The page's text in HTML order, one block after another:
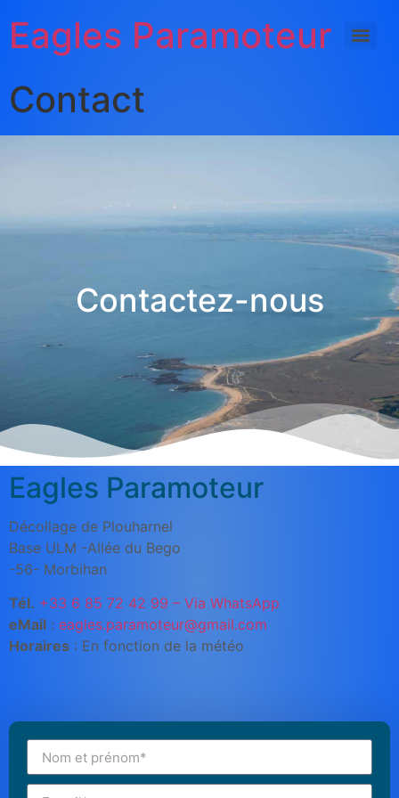
Eagles Paramoteur
Contact
Contactez-nous
Eagles Paramoteur
Décollage de Plouharnel
Base ULM -Allée du Bego
-56- Morbihan
Tél. +33 6 85 72 42 99 – Via WhatsApp
eMail : eagles.paramoteur@gmail.com
Horaires : En fonction de la météo